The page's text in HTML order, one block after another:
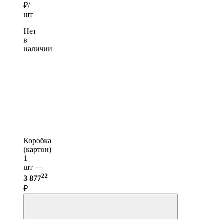
₽/
шт
Нет
в
наличии
Коробка
(картон)
1
шт —
3 87722
₽